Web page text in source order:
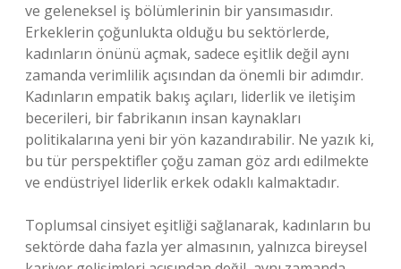
ve geleneksel iş bölümlerinin bir yansımasıdır.
Erkeklerin çoğunlukta olduğu bu sektörlerde,
kadınların önünü açmak, sadece eşitlik değil aynı
zamanda verimlilik açısından da önemli bir adımdır.
Kadınların empatik bakış açıları, liderlik ve iletişim
becerileri, bir fabrikanın insan kaynakları
politikalarına yeni bir yön kazandırabilir. Ne yazık ki,
bu tür perspektifler çoğu zaman göz ardı edilmekte
ve endüstriyel liderlik erkek odaklı kalmaktadır.
Toplumsal cinsiyet eşitliği sağlanarak, kadınların bu
sektörde daha fazla yer almasının, yalnızca bireysel